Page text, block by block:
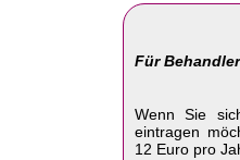
Für Behandler
Wenn Sie
eintragen
12 Euro pro